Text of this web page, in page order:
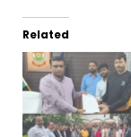
Related